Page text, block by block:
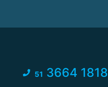
51 3664 1818